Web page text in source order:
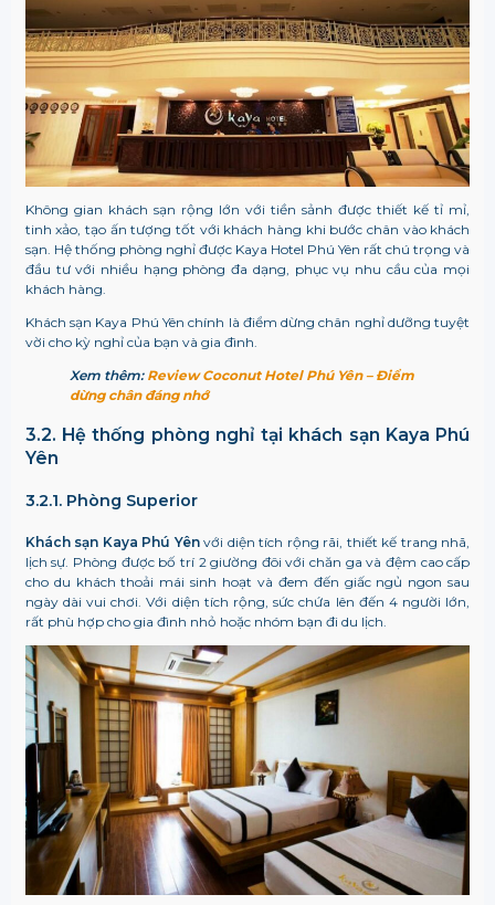
Không gian khách sạn rộng lớn với tiền sảnh được thiết kế tỉ mỉ,
tinh xảo, tạo ấn tượng tốt với khách hàng khi bước chân vào khách
sạn. Hệ thống phòng nghỉ được Kaya Hotel Phú Yên rất chú trọng và
đầu tư với nhiều hạng phòng đa dạng, phục vụ nhu cầu của mọi
khách hàng.
Khách sạn Kaya Phú Yên chính là điểm dừng chân nghỉ dưỡng tuyệt
vời cho kỳ nghỉ của bạn và gia đình.
Xem thêm: Review Coconut Hotel Phú Yên – Điểm
dừng chân đáng nhớ
3.2. Hệ thống phòng nghỉ tại khách sạn Kaya Phú
Yên
3.2.1. Phòng Superior
Khách sạn Kaya Phú Yênvới diện tích rộng rãi, thiết kế trang nhã,
lịch sự. Phòng được bố trí 2 giường đôi với chăn ga và đệm cao cấp
cho du khách thoải mái sinh hoạt và đem đến giấc ngủ ngon sau
ngày dài vui chơi. Với diện tích rộng, sức chứa lên đến 4 người lớn,
rất phù hợp cho gia đình nhỏ hoặc nhóm bạn đi du lịch.